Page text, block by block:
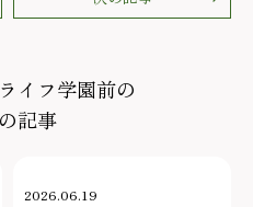
イフ学園前の
記事
2026.06.19